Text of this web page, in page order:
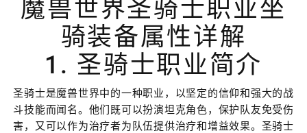
魔兽世界圣骑士职业坐
骑装备属性详解
1. 圣骑士职业简介
圣骑士是魔兽世界中的一种职业，以坚定的信仰和强大的战
斗技能而闻名。他们既可以扮演坦克角色，保护队友免受伤
害，又可以作为治疗者为队伍提供治疗和增益效果。圣骑士